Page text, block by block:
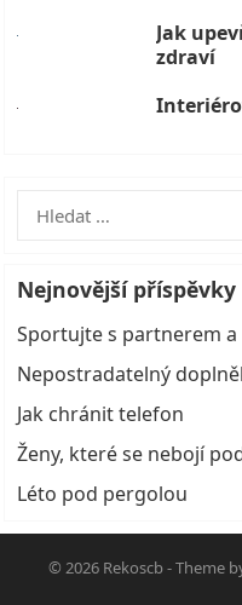
Jak
zdraví
Vyhledávání
Nejnovější příspěvky
Sportujte s partnerem
Nepostradatelný
Jak chránit telefon
Ženy, které se nebojí
Léto pod pergolou
© 2026 Rekoscb- Theme